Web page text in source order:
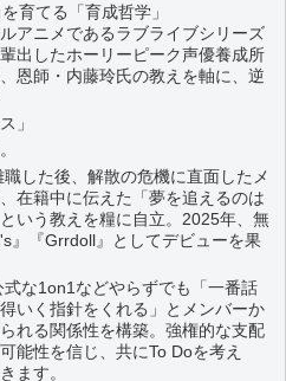
育てる「育成哲学」
アニメであるラブライブシリーズ
出したホーリーピーク声優養成所
恩師・内藤玲氏の教えを軸に、逆
」
した後、解散の危機に直面したメ
在籍中に伝えた「夢を追えるのは
いう教えを糧に自立。2025年、無
』『Grrdoll』としてデビューを果
な1on1などやらずでも「一番話
いく指針をくれる」とメンバーか
れる関係性を構築。強権的な支配
能性を信じ、共にTo Doを考え
ます。